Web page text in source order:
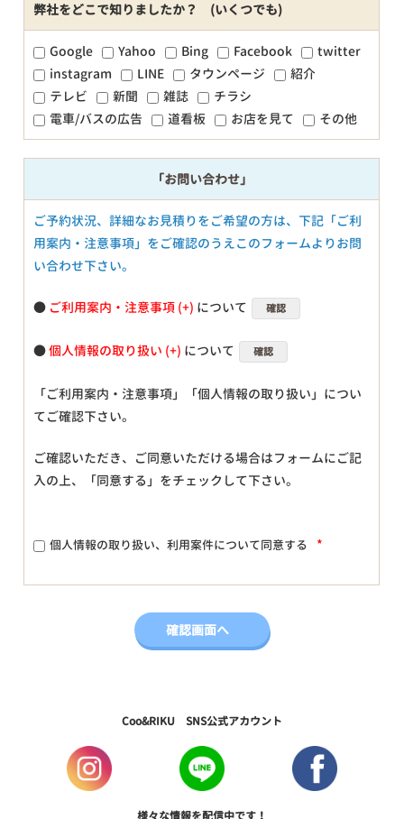
弊社をどこで知りましたか？ (いくつでも)
Google Yahoo Bing Facebook
twitter
instagram
LINE タウンページ
紹介
テレビ
新聞 雑誌
チラシ
電車/バスの広告
道看板 お店を見て その他
「お問い合わせ」
ご予約状況、詳細なお見積りをご希望の方は、下記「ご利
用案内・注意事項」をご確認のうえこのフォームよりお問
い合わせ下さい。
● ご利用案内・注意事項 について 確認
●個人情報の取り扱い について 確認
「ご利用案内・注意事項」「個人情報の取り扱い」につい
てご確認下さい。
ご確認いただき、ご同意いただける場合はフォームにご記
入の上、「同意する」をチェックして下さい。
個人情報の取り扱い、利用案件について同意する *
Coo&RIKU SNS公式アカウント
様々な情報を配信中です！